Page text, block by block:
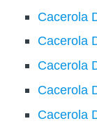
Cacerola
Cacerola
Cacerola
Cacerola
Cacerola